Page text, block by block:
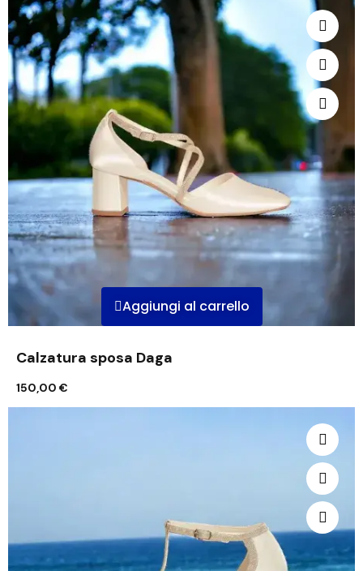
Aggiungi al carrello
Calzatura sposa Daga
150,00 €